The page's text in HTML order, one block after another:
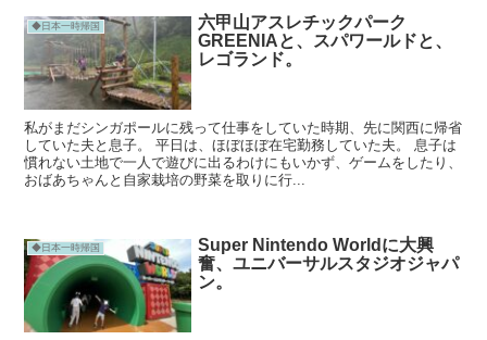
◆日本一時帰国
六甲山アスレチックパーク
GREENIAと、スパワールドと、
レゴランド。
私がまだシンガポールに残って仕事をしていた時期、先に関西に帰省
していた夫と息子。 平日は、ほぼほぼ在宅勤務していた夫。 息子は
慣れない土地で一人で遊びに出るわけにもいかず、ゲームをしたり、
おばあちゃんと自家栽培の野菜を取りに行...
◆日本一時帰国
Super Nintendo Worldに大興
奮、ユニバーサルスタジオジャパ
ン。